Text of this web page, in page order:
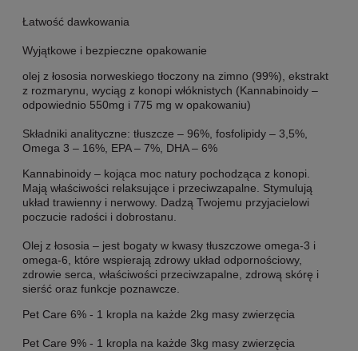
Łatwość dawkowania
Wyjątkowe i bezpieczne opakowanie
olej z łososia norweskiego tłoczony na zimno (99%), ekstrakt
z rozmarynu, wyciąg z konopi włóknistych (Kannabinoidy –
odpowiednio 550mg i 775 mg w opakowaniu)
Składniki analityczne: tłuszcze – 96%, fosfolipidy – 3,5%,
Omega 3 – 16%, EPA – 7%, DHA – 6%
Kannabinoidy – kojąca moc natury pochodząca z konopi.
Mają właściwości relaksujące i przeciwzapalne. Stymulują
układ trawienny i nerwowy. Dadzą Twojemu przyjacielowi
poczucie radości i dobrostanu.
Olej z łososia – jest bogaty w kwasy tłuszczowe omega-3 i
omega-6, które wspierają zdrowy układ odpornościowy,
zdrowie serca, właściwości przeciwzapalne, zdrową skórę i
sierść oraz funkcje poznawcze.
Pet Care 6% - 1 kropla na każde 2kg masy zwierzęcia
Pet Care 9% - 1 kropla na każde 3kg masy zwierzęcia